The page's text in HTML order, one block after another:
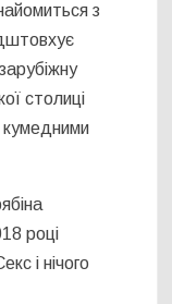
з
столиці
кумедними
році
і нічого